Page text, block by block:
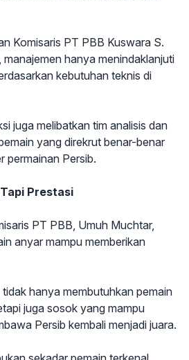
Komisaris PT PBB Kuswara S.
hanya menindaklanjuti
kebutuhan teknis di
juga melibatkan tim analisis dan
yang direkrut benar-benar
permainan Persib.
Prestasi
PT PBB, Umuh Muchtar,
anyar mampu memberikan
hanya membutuhkan pemain
juga sosok yang mampu
Persib kembali menjadi juara.